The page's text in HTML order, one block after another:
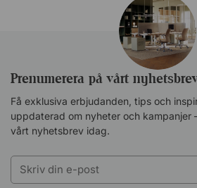
Prenumerera på vårt
Få exklusiva erbjudanden, tips och
uppdaterad om nyheter och kampanjer
vårt nyhetsbrev idag.